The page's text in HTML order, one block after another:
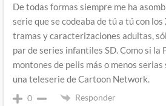
De todas formas siempre me ha
serie que se codeaba de tú a tú con
tramas y caracterizaciones adultas,
par de series infantiles SD. Como si la
montones de pelis más o menos serias
una teleserie de Cartoon Network.
0 Responder